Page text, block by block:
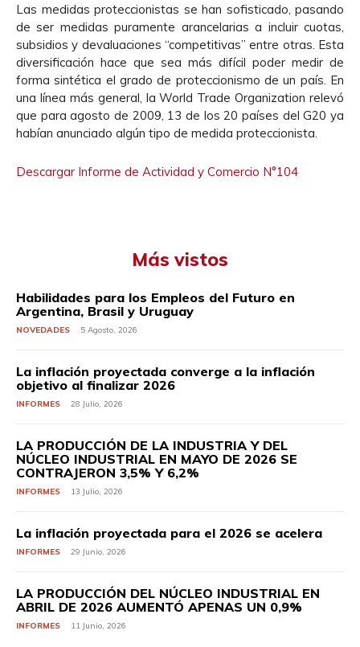
Las medidas proteccionistas se han sofisticado, pasando
de ser medidas puramente arancelarias a incluir cuotas,
subsidios y devaluaciones “competitivas” entre otras. Esta
diversificación hace que sea más difícil poder medir de
forma sintética el grado de proteccionismo de un país. En
una línea más general, la World Trade Organization relevó
que para agosto de 2009, 13 de los 20 países del G20 ya
habían anunciado algún tipo de medida proteccionista.
Descargar Informe de Actividad y Comercio N°104
Más vistos
Habilidades para los Empleos del Futuro en
Argentina, Brasil y Uruguay
NOVEDADES 5 Agosto, 2026
La inflación proyectada converge a la inflación
objetivo al finalizar 2026
INFORMES 28 Julio, 2026
LA PRODUCCIÓN DE LA INDUSTRIA Y DEL
NÚCLEO INDUSTRIAL EN MAYO DE 2026 SE
CONTRAJERON 3,5% Y 6,2%
INFORMES 13 Julio, 2026
La inflación proyectada para el 2026 se acelera
INFORMES 29 Junio, 2026
LA PRODUCCIÓN DEL NÚCLEO INDUSTRIAL EN
ABRIL DE 2026 AUMENTÓ APENAS UN 0,9%
INFORMES 11 Junio, 2026